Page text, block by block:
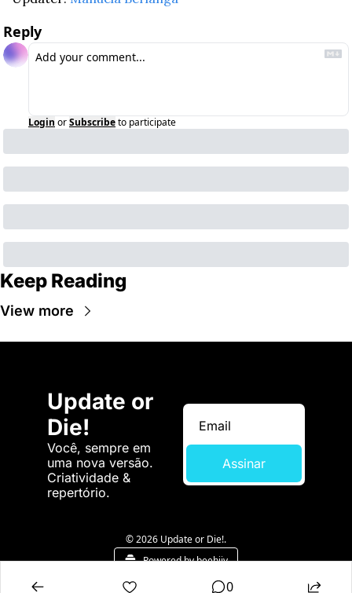
Reply
Login orSubscribeto participate
Keep Reading
View more
Update or
Die!
Você, sempre em
uma nova versão.
Criatividade &
repertório.
Assinar
© 2026 Update or Die!.
Powered by beehiiv
0